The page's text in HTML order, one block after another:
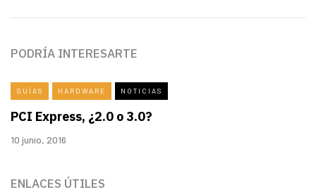
PODRÍA INTERESARTE
GUÍAS HARDWARE NOTICIAS
PCI Express, ¿2.0 o 3.0?
10 junio, 2016
ENLACES ÚTILES